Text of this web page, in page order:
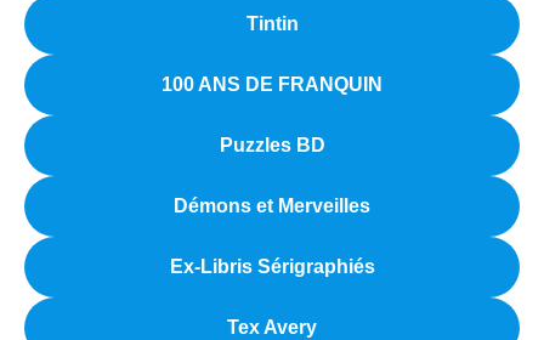
Tintin
100 ANS DE FRANQUIN
Puzzles BD
Démons et Merveilles
Ex-Libris Sérigraphiés
Tex Avery